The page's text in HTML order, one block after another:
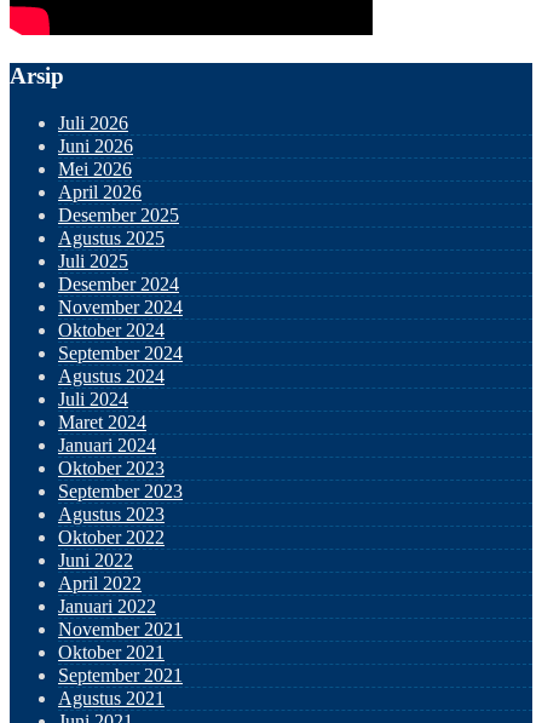
Arsip
Juli 2026
Juni 2026
Mei 2026
April 2026
Desember 2025
Agustus 2025
Juli 2025
Desember 2024
November 2024
Oktober 2024
September 2024
Agustus 2024
Juli 2024
Maret 2024
Januari 2024
Oktober 2023
September 2023
Agustus 2023
Oktober 2022
Juni 2022
April 2022
Januari 2022
November 2021
Oktober 2021
September 2021
Agustus 2021